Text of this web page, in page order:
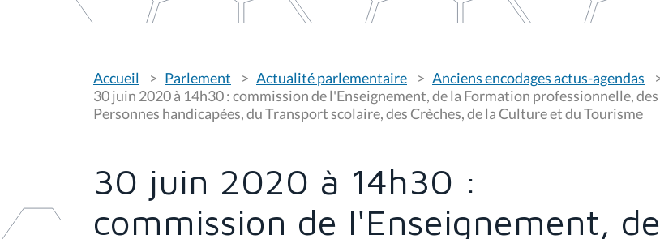
o
u
s
ê
:
Accueil Parlement Actualité parlementaire
Anciens encodages actus-agendas
30 juin 2020 à 14h30 : commission de l'Enseignement, de la Formation professionnelle, des
Personnes handicapées, du Transport scolaire, des Crèches, de la Culture et du Tourisme
30 juin 2020 à 14h30 :
commission de l'Enseignement, de